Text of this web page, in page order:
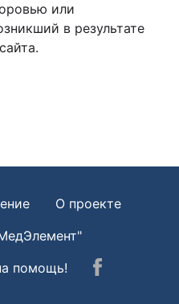
или
в результате
О проекте
помощь!